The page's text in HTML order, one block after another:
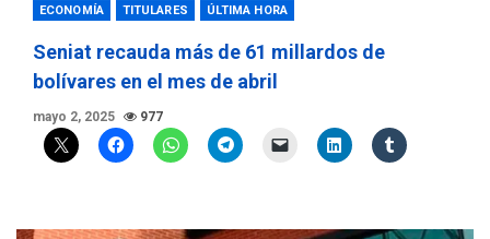
ECONOMÍA TITULARES ÚLTIMA HORA
Seniat recauda más de 61 millardos de
bolívares en el mes de abril
mayo 2, 2025 977